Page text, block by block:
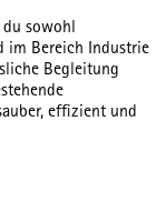
du sowohl
im Bereich Industrie
Begleitung
effizient und